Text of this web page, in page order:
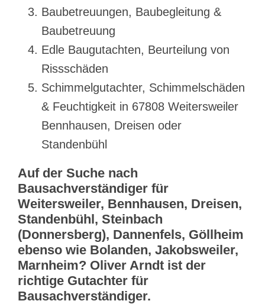
Baubetreuungen, Baubegleitung &
Baubetreuung
Edle Baugutachten, Beurteilung von
Rissschäden
Schimmelgutachter, Schimmelschäden
& Feuchtigkeit in 67808 Weitersweiler
Bennhausen, Dreisen oder
Standenbühl
Auf der Suche nach
Bausachverständiger für
Weitersweiler, Bennhausen, Dreisen,
Standenbühl, Steinbach
(Donnersberg), Dannenfels, Göllheim
ebenso wie Bolanden, Jakobsweiler,
Marnheim? Oliver Arndt ist der
richtige Gutachter für
Bausachverständiger.